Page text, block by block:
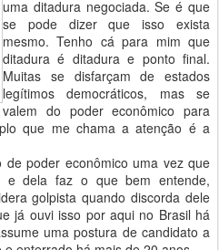
uma ditadura negociada. Se é que
se pode dizer que isso exista
mesmo. Tenho cá para mim que
ditadura é ditadura e ponto final.
Muitas se disfarçam de estados
legítimos democráticos, mas se
valem do poder econômico para
que me chama a atenção é a
poder econômico uma vez que
e dela faz o que bem entende,
golpista quando discorda dele
já ouvi isso por aqui no Brasil há
uma postura de candidato a